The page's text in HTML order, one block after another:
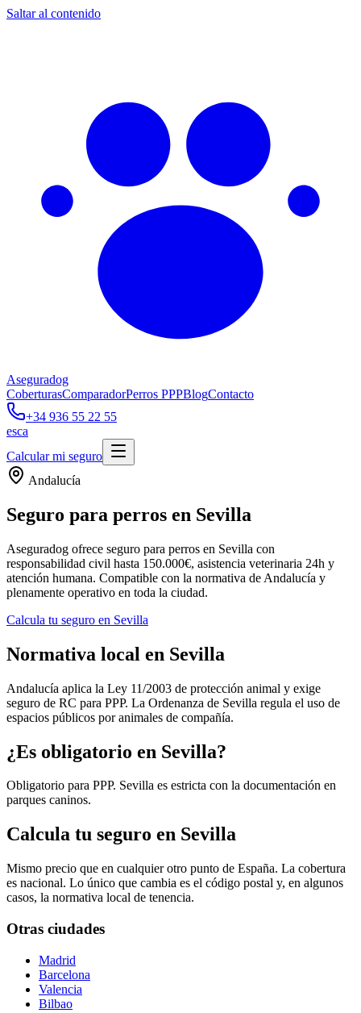
Saltar al contenido
Aseguradog
CoberturasComparadorPerros PPPBlogContacto
+34 936 55 22 55
esca
Calcular mi seguro
Andalucía
Seguro para perros en Sevilla
Aseguradog ofrece seguro para perros en Sevilla con
responsabilidad civil hasta 150.000€, asistencia veterinaria 24h y
atención humana. Compatible con la normativa de Andalucía y
plenamente operativo en toda la ciudad.
Calcula tu seguro en Sevilla
Normativa local en Sevilla
Andalucía aplica la Ley 11/2003 de protección animal y exige
seguro de RC para PPP. La Ordenanza de Sevilla regula el uso de
espacios públicos por animales de compañía.
¿Es obligatorio en Sevilla?
Obligatorio para PPP. Sevilla es estricta con la documentación en
parques caninos.
Calcula tu seguro en Sevilla
Mismo precio que en cualquier otro punto de España. La cobertura
es nacional. Lo único que cambia es el código postal y, en algunos
casos, la normativa local de tenencia.
Otras ciudades
Madrid
Barcelona
Valencia
Bilbao